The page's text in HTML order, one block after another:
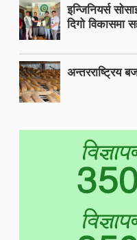
इन्जिनियर्स
दिगो विकासमा
अन्तरराष्ट्रिय